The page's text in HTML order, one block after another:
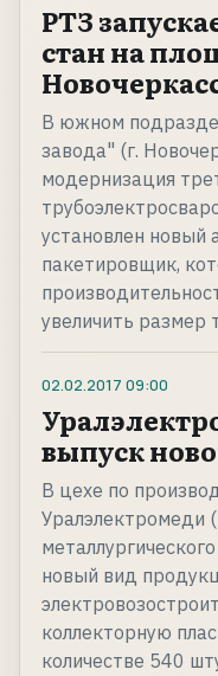
РТЗ
стан на
В южном
завода" (г.
модернизация
установлен новый
пакетировщик,
увеличить размер
02.02.2017 09:00
выпуск
В цехе по
Уралэлектромеди
новый вид
коллекторную
количестве 540